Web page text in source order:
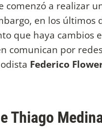
comenzó a realizar
en los últimos
que haya cambios
comunican por
Federico
Thiago